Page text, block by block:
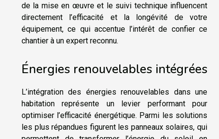
de la mise en œuvre et le suivi technique influencent
directement l’efficacité et la longévité de votre
équipement, ce qui accentue l’intérêt de confier ce
chantier à un expert reconnu.
Énergies renouvelables intégrées
L’intégration des énergies renouvelables dans une
habitation représente un levier performant pour
optimiser l’efficacité énergétique. Parmi les solutions
les plus répandues figurent les panneaux solaires, qui